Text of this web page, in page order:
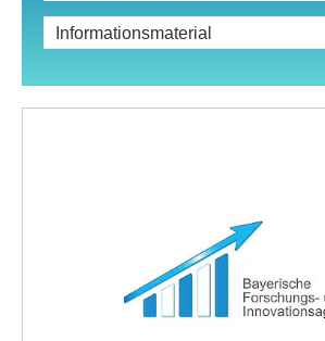
Informationsmaterial